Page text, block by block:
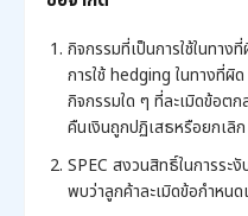
กิจกรรมที่เป็นการใช้ในทา
การใช้ hedging ในทางที่ผิ
กิจกรรมใด ๆ ที่ละเมิดข้อต
คืนเงินถูกปฏิเสธหรือยกเลิก
SPEC สงวนสิทธิ์ในการระ
พบว่าลูกค้าละเมิดข้อกำหนด